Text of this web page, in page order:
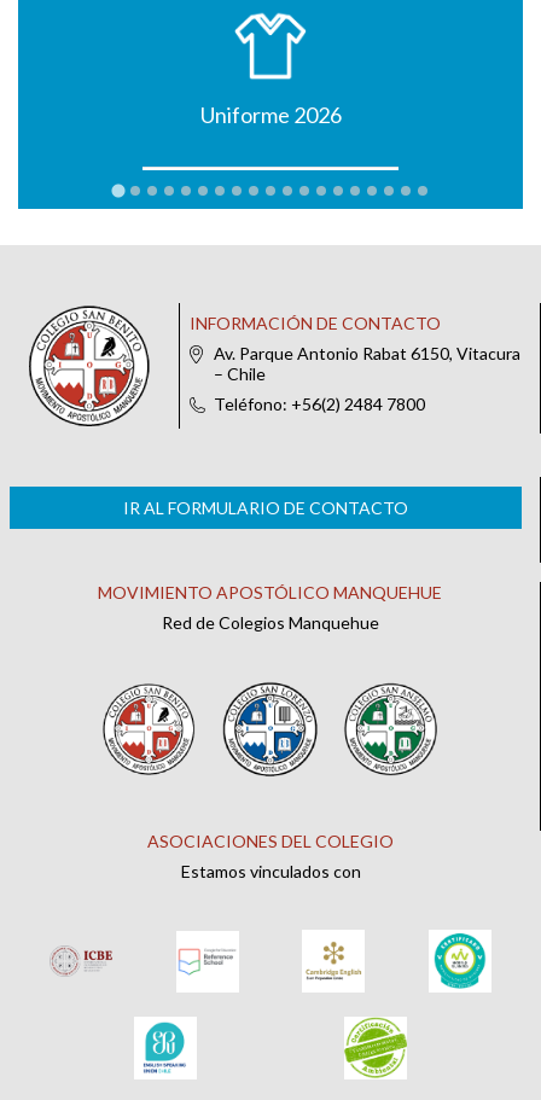
Uniforme 2026
INFORMACIÓN DE CONTACTO
Av. Parque Antonio Rabat 6150, Vitacura
– Chile
Teléfono: +56(2) 2484 7800
IR AL FORMULARIO DE CONTACTO
MOVIMIENTO APOSTÓLICO MANQUEHUE
Red de Colegios Manquehue
ASOCIACIONES DEL COLEGIO
Estamos vinculados con